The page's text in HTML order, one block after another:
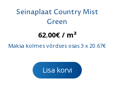
Seinaplaat Country Mist
Green
62.00€/ m²
Maksa kolmes võrdses osas 3 x 20.67€
Lisa korvi